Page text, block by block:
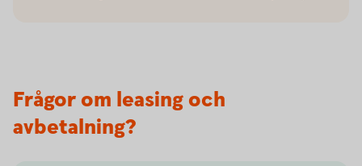
Frågor om leasing och
avbetalning?